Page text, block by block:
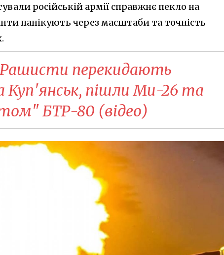
російській армії справжнє пекло на
панікують через масштаби та точність
Рашисти перекидають
Куп'янськ, пішли Ми-26 та
БТР-80 (відео)